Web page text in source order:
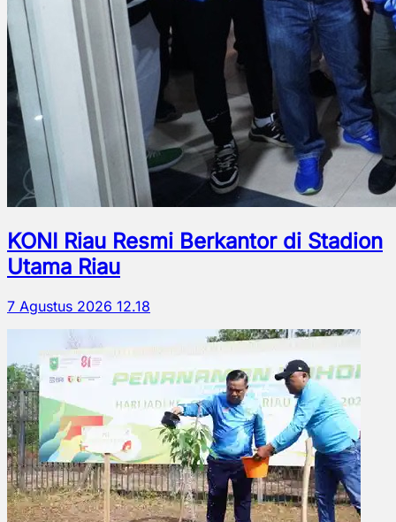
KONI Riau Resmi Berkantor di Stadion
Utama Riau
7 Agustus 2026 12.18